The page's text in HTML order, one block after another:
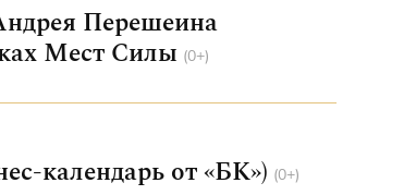
Перешеина
Мест Силы (0+)
календарь от «БК») (0+)